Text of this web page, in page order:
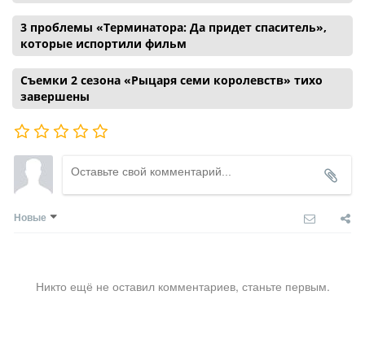
3 проблемы «Терминатора: Да придет спаситель»,
которые испортили фильм
Съемки 2 сезона «Рыцаря семи королевств» тихо
завершены
Новые
Никто ещё не оставил комментариев, станьте первым.